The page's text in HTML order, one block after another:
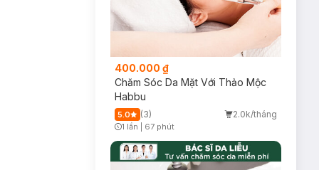
400.000 ₫
Chăm Sóc Da Mặt Với Thảo Mộc
Habbu
5.0 (3) 2.0k/tháng
1 lần 67 phút